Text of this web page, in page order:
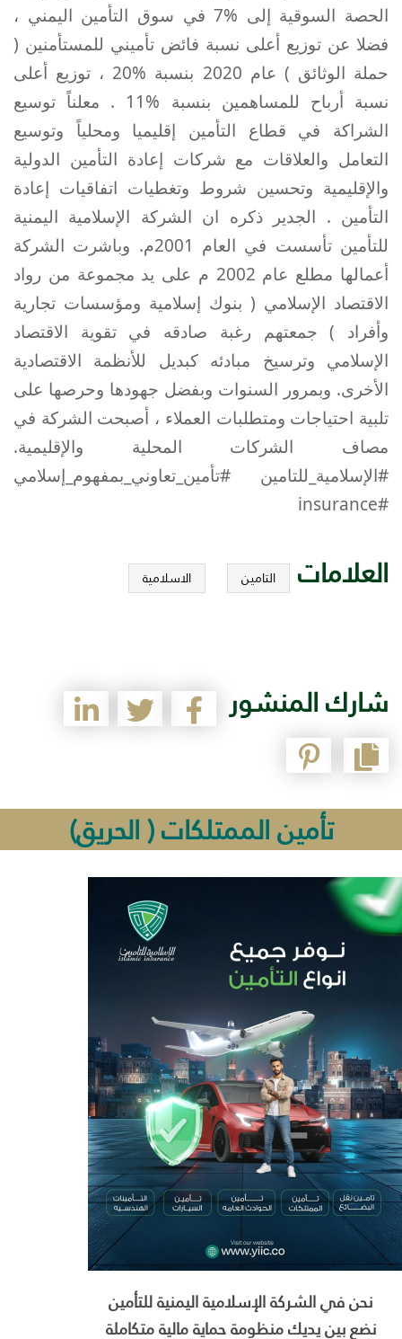
الحصة السوقية إلى %7 في سوق التأمين اليمني ،
فضلا عن توزيع أعلى نسبة فائض تأميني للمستأمنين (
حملة الوثائق ) عام 2020 بنسبة %20 ، توزيع أعلى
نسبة أرباح للمساهمين بنسبة %11 . معلناً توسيع
الشراكة في قطاع التأمين إقليميا ومحلياً وتوسيع
التعامل والعلاقات مع شركات إعادة التأمين الدولية
والإقليمية وتحسين شروط وتغطيات اتفاقيات إعادة
التأمين . الجدير ذكره ان الشركة الإسلامية اليمنية
للتأمين تأسست في العام 2001م. وباشرت الشركة
أعمالها مطلع عام 2002 م على يد مجموعة من رواد
الاقتصاد الإسلامي ( بنوك إسلامية ومؤسسات تجارية
وأفراد ) جمعتهم رغبة صادقه في تقوية الاقتصاد
الإسلامي وترسيخ مبادئه كبديل للأنظمة الاقتصادية
الأخرى. وبمرور السنوات وبفضل جهودها وحرصها على
تلبية احتياجات ومتطلبات العملاء ، أصبحت الشركة في
مصاف الشركات المحلية والإقليمية.
#الإسلامية_للتامين #تأمين_تعاوني_بمفهوم_إسلامي
#
insurance
العلامات التامين الاسلامية
شارك المنشور
تأمين الممتلكات ( الحريق)
نحن في الشركة الإسلامية اليمنية للتأمين
نضع بين يديك منظومة حماية مالية متكاملة